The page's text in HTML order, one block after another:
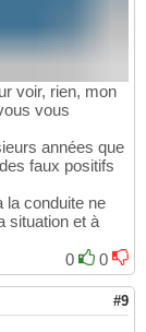
voir, rien, mon
vous
années que
faux positifs
la conduite ne
situation et à
0
0
#9